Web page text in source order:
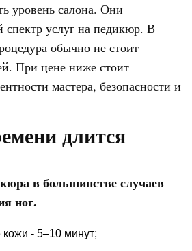
уровень салона. Они
спектр услуг на педикюр. В
обычно не стоит
При цене ниже стоит
мастера, безопасности и
длится
в большинстве случаев
ног.
- 5–10 минут;